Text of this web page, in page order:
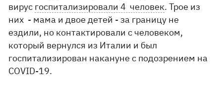
вирус госпитализировали 4 человек. Трое из
них - мама и двое детей - за границу не
ездили, но контактировали с человеком,
который вернулся из Италии и был
госпитализирован накануне с подозрением на
COVID-19.